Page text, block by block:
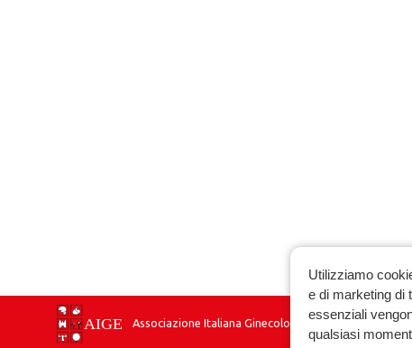
Associazione Italiana Ginecologia Endocrinologica
Utilizziamo
e di marketing di
essenziali
qualsiasi